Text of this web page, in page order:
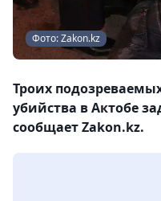
Фото: Zakon.kz
Троих
убийства в Актобе
сообщает Zakon.kz.